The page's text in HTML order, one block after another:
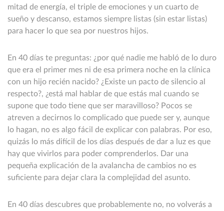
mitad de energía, el triple de emociones y un cuarto de
sueño y descanso, estamos siempre listas (sin estar listas)
para hacer lo que sea por nuestros hijos.
En 40 días te preguntas: ¿por qué nadie me habló de lo duro
que era el primer mes ni de esa primera noche en la clínica
con un hijo recién nacido? ¿Existe un pacto de silencio al
respecto?, ¿está mal hablar de que estás mal cuando se
supone que todo tiene que ser maravilloso? Pocos se
atreven a decirnos lo complicado que puede ser y, aunque
lo hagan, no es algo fácil de explicar con palabras. Por eso,
quizás lo más difícil de los días después de dar a luz es que
hay que vivirlos para poder comprenderlos. Dar una
pequeña explicación de la avalancha de cambios no es
suficiente para dejar clara la complejidad del asunto.
En 40 días descubres que probablemente no, no volverás a